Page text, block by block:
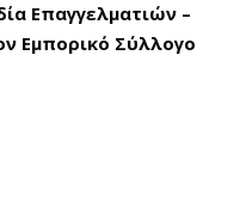
Επαγγελματιών –
Εμπορικό Σύλλογο